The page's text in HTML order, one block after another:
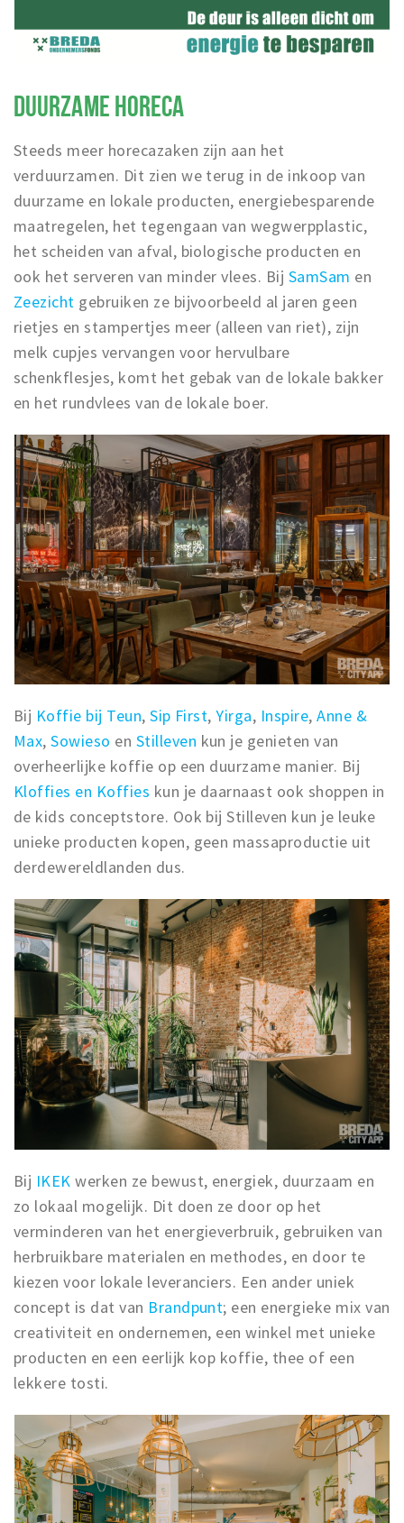
DUURZAME HORECA
Steeds meer horecazaken zijn aan het
verduurzamen. Dit zien we terug in de inkoop van
duurzame en lokale producten, energiebesparende
maatregelen, het tegengaan van wegwerpplastic,
het scheiden van afval, biologische producten en
ook het serveren van minder vlees. Bij SamSam en
Zeezicht gebruiken ze bijvoorbeeld al jaren geen
rietjes en stampertjes meer (alleen van riet), zijn
melk cupjes vervangen voor hervulbare
schenkflesjes, komt het gebak van de lokale bakker
en het rundvlees van de lokale boer.
Bij Koffie bij Teun,Sip First,Yirga, Inspire,Anne &
Max,Sowieso en Stilleven kun je genieten van
overheerlijke koffie op een duurzame manier. Bij
Kloffies en Koffies kun je daarnaast ook shoppen in
de kids conceptstore. Ook bij Stilleven kun je leuke
unieke producten kopen, geen massaproductie uit
derdewereldlanden dus.
Bij IKEK werken ze bewust, energiek, duurzaam en
zo lokaal mogelijk. Dit doen ze door op het
verminderen van het energieverbruik, gebruiken van
herbruikbare materialen en methodes, en door te
kiezen voor lokale leveranciers. Een ander uniek
concept is dat van Brandpunt; een energieke mix van
creativiteit en ondernemen, een winkel met unieke
producten en een eerlijk kop koffie, thee of een
lekkere tosti.